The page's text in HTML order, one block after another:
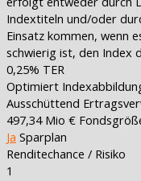
Indextiteln und/oder
Einsatz kommen, wenn
schwierig ist, den Index
0,25% TER
Optimiert
Ausschüttend
497,34 Mio €
Ja Sparplan
Renditechance / Risiko
1